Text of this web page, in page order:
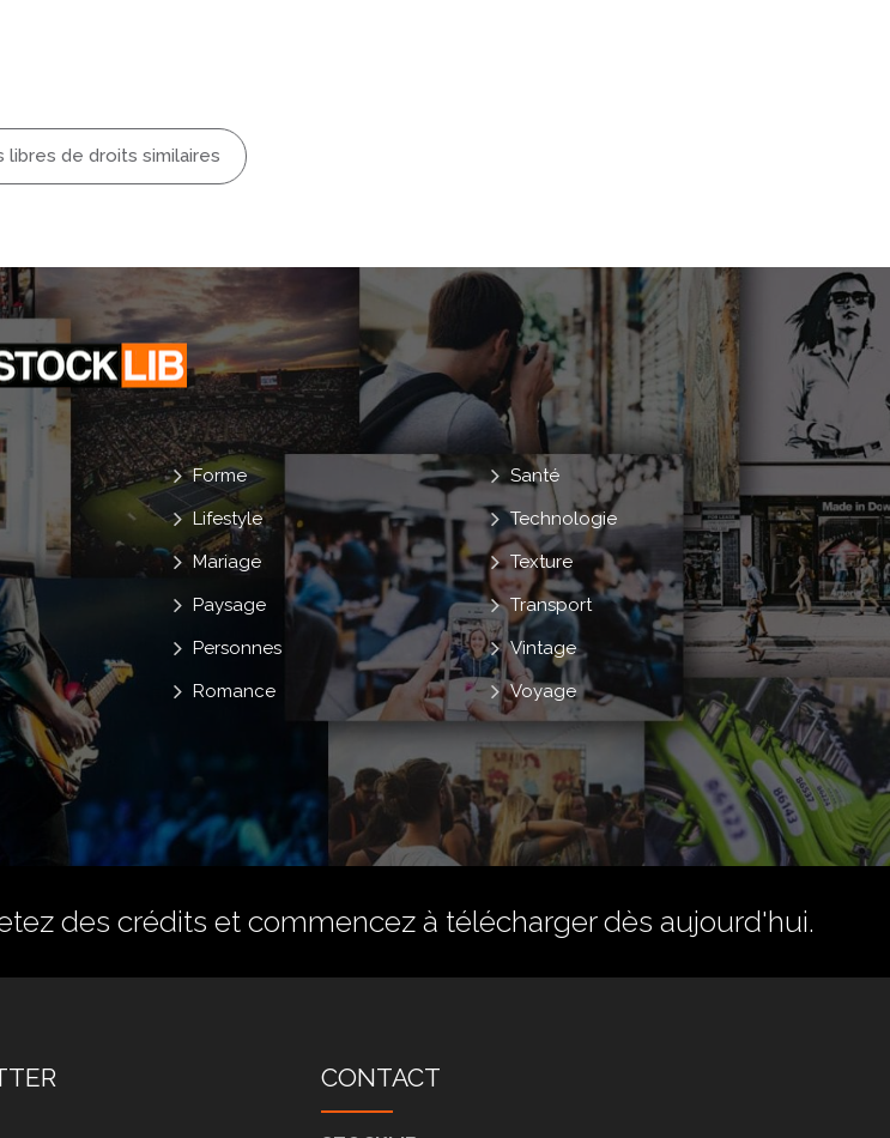
libres de droits similaires
Forme
Lifestyle
Mariage
Paysage
Personnes
Romance
Santé
Technologie
Texture
Transport
Vintage
Voyage
des crédits et commencez à télécharger dès aujourd'hui.
CONTACT